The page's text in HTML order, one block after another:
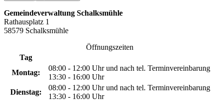
Gemeindeverwaltung Schalksmühle
Rathausplatz 1
58579 Schalksmühle
Öffnungszeiten
Tag
Montag:
08:00 - 12:00 Uhr und nach tel. Terminvereinbarung
13:30 - 16:00 Uhr
Dienstag:
08:00 - 12:00 Uhr und nach tel. Terminvereinbarung
13:30 - 16:00 Uhr